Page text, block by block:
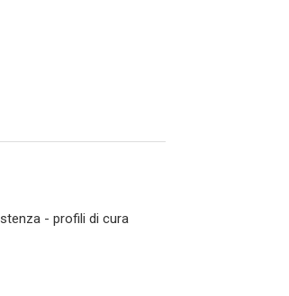
- profili di cura